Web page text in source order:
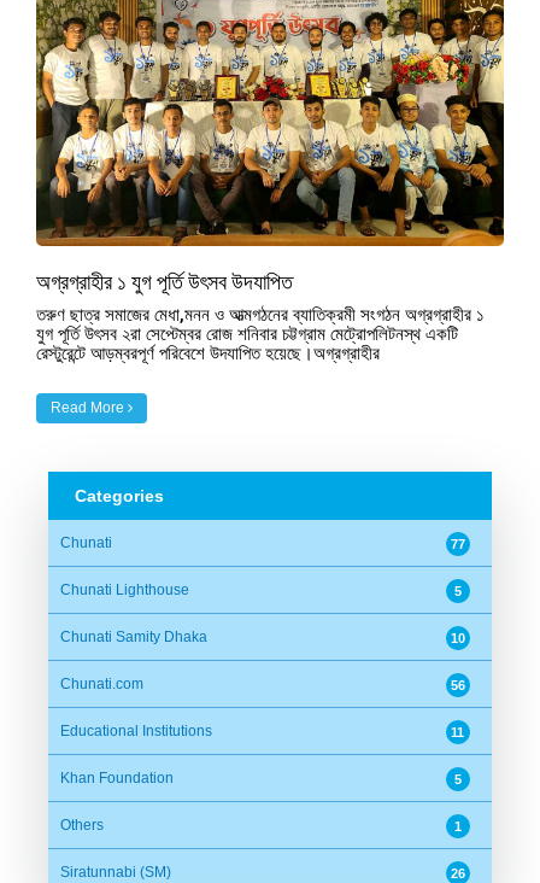
অগ্রগ্রাহীর ১ যুগ পূর্তি উৎসব উদযাপিত
তরুণ ছাত্র সমাজের মেধা,মনন ও আত্মগঠনের ব্যাতিক্রমী সংগঠন অগ্রগ্রাহীর ১
যুগ পূর্তি উৎসব ২রা সেপ্টেম্বর রোজ শনিবার চট্টগ্রাম মেট্রোপলিটনস্থ একটি
রেস্টুরেন্টে আড়ম্বরপূর্ণ পরিবেশে উদযাপিত হয়েছে।অগ্রগ্রাহীর
Read More
Categories
Chunati 77
Chunati Lighthouse 5
Chunati Samity Dhaka 10
Chunati.com 56
Educational Institutions 11
Khan Foundation 5
Others 1
Siratunnabi (SM) 26